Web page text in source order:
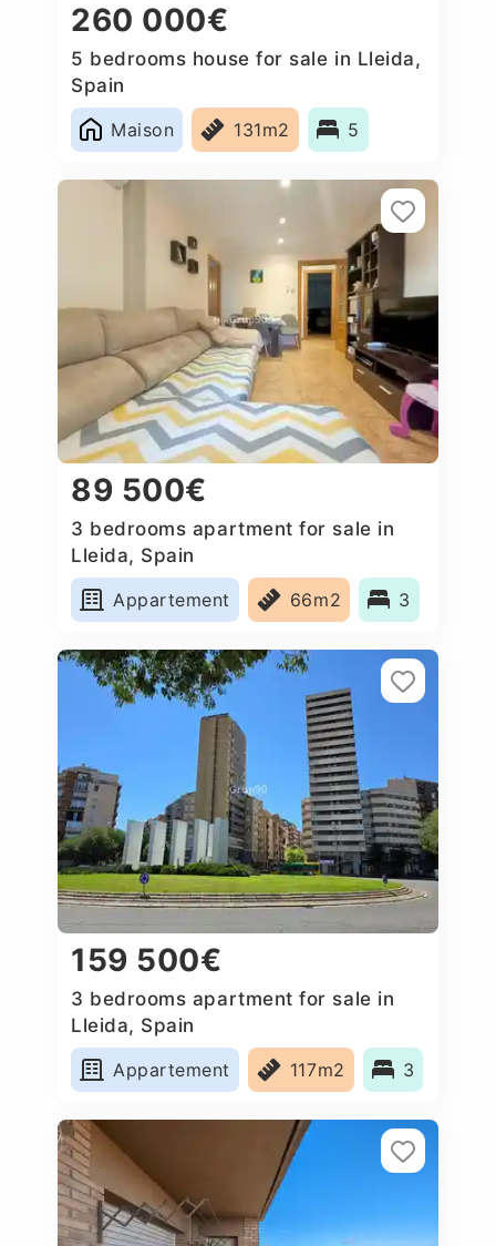
260 000€
5 bedrooms house for sale in Lleida,
Spain
Maison
131m2 5
89 500€
3 bedrooms apartment for sale in
Lleida, Spain
Appartement
66m2 3
159 500€
3 bedrooms apartment for sale in
Lleida, Spain
Appartement
117m2 3